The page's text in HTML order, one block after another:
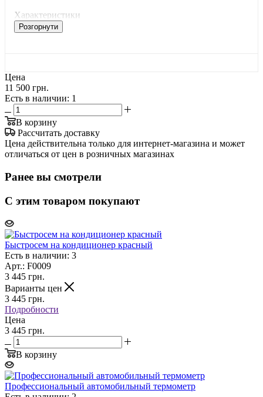
Характеристики
Розгорнути
Цена
11 500 грн.
Есть в наличии: 1
В корзину
Рассчитать доставку
Цена действительна только для интернет-магазина и может
отличаться от цен в розничных магазинах
Ранее вы смотрели
С этим товаром покупают
Быстросем на кондиционер красный
Есть в наличии: 3
Арт.: F0009
3 445 грн.
Варианты цен
3 445 грн.
Подробности
Цена
3 445 грн.
В корзину
Профессиональный автомобильный термометр